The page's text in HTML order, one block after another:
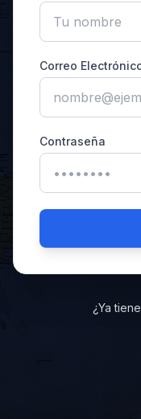
Correo
Contraseña
¿Ya